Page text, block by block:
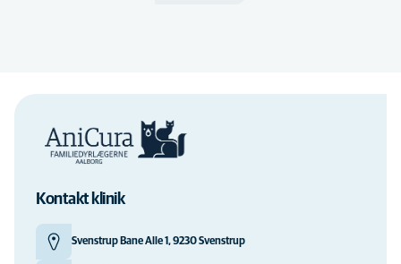
Kontakt klinik
Svenstrup Bane Alle 1, 9230 Svenstrup